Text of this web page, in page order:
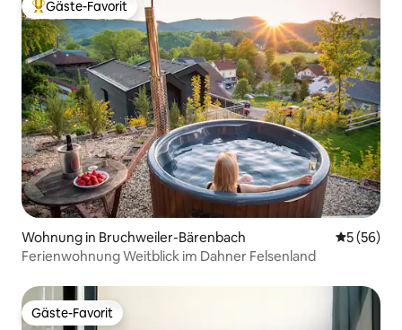
Beliebter Gäste-Favorit.
Gäste-Favorit
Wohnung in Bruchweiler-Bärenbach
5 (56)
Ferienwohnung Weitblick im Dahner Felsenland
Gäste-Favorit
Gäste-Favorit